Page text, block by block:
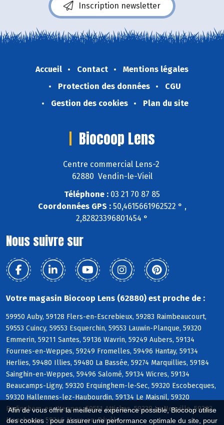
Afin de vous offrir la meilleure expérience possible, Biocoop utilise
des cookies : pour assurer une performance optimale du site, pour
Inscription newsletter
Accueil Contact
Mentions légales
Protection des données
CGU
Gestion des cookies
Plan du site
Biocoop Lens
Centre commercial Lens-2
62880 Vendin-le-Vieil
Téléphone : 03 21 70 87 85
Coordonnées GPS :50,4615661962522 ° ,
2,82823396801454 °
Nous suivre sur
Votre magasin Biocoop Lens (62880) est proche de :
59950 Auby, 59128 Flers-en-Escrebieux, 59283 Raimbeaucourt,
59553 Cuincy, 59553 Esquerchin, 59553 Lauwin-Planque, 59320
Emmerin, 59211 Santes, 59136 Wavrin, 59249 Aubers, 59134
Fournes-en-Weppes, 59249 Fromelles, 59496 Hantay, 59134
Herlies, 59480 Illies, 59480 La Bassée, 59274 Marquillies, 59184
Sainghin-en-Weppes, 59496 Salomé, 59134 Wicres, 59134
Beaucamps-Ligny, 59320 Erquinghem-le-Sec, 59320 Escobecques,
59320 Hallennes-lez-Haubourdin, 59134 Le Maisnil, 59320
Radinghem-en-Weppes, 59551 Attiches, 59239 La Neuville, 59283
Moncheaux, 59246 Mons-en-Pévèle